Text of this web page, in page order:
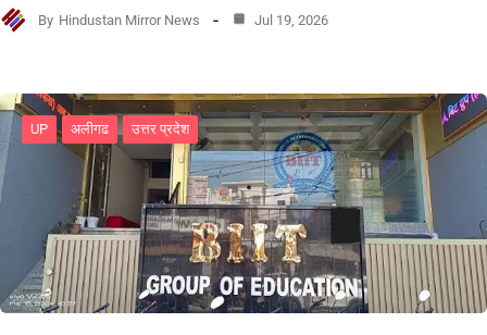
By Hindustan Mirror News Jul 19, 2026
UP अलीगढ उत्तर प्रदेश